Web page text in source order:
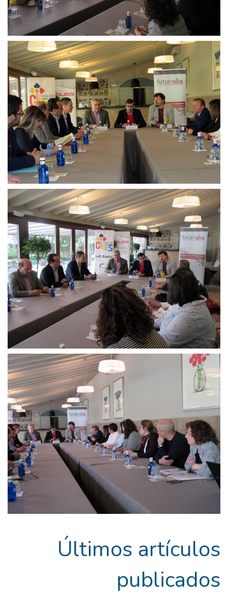
Últimos artículos
publicados